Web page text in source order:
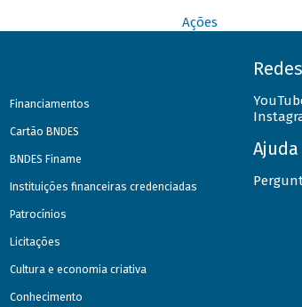
Ações
Financiamentos
Cartão BNDES
BNDES Finame
Instituições financeiras credenciadas
Patrocínios
Licitações
Cultura e economia criativa
Conhecimento
Ajuda